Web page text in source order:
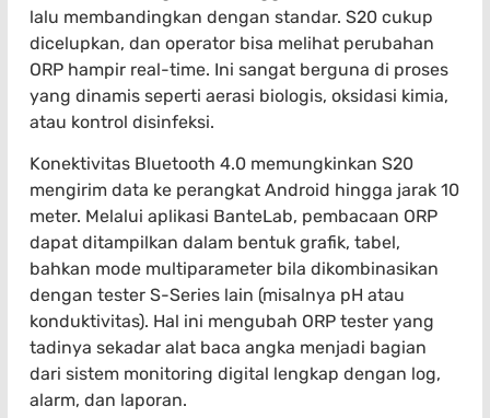
lalu membandingkan dengan standar. S20 cukup
dicelupkan, dan operator bisa melihat perubahan
ORP hampir real-time. Ini sangat berguna di proses
yang dinamis seperti aerasi biologis, oksidasi kimia,
atau kontrol disinfeksi.
Konektivitas Bluetooth 4.0 memungkinkan S20
mengirim data ke perangkat Android hingga jarak 10
meter. Melalui aplikasi BanteLab, pembacaan ORP
dapat ditampilkan dalam bentuk grafik, tabel,
bahkan mode multiparameter bila dikombinasikan
dengan tester S-Series lain (misalnya pH atau
konduktivitas). Hal ini mengubah ORP tester yang
tadinya sekadar alat baca angka menjadi bagian
dari sistem monitoring digital lengkap dengan log,
alarm, dan laporan.